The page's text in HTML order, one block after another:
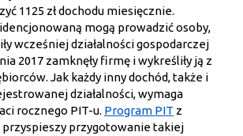
1125 zł dochodu miesięcznie.
mogą prowadzić osoby,
wcześniej działalności gospodarczej
2017 zamknęły firmę i wykreśliły ją z
Jak każdy inny dochód, także i
działalności, wymaga
rocznego PIT-u. Program PIT z
przyspieszy przygotowanie takiej